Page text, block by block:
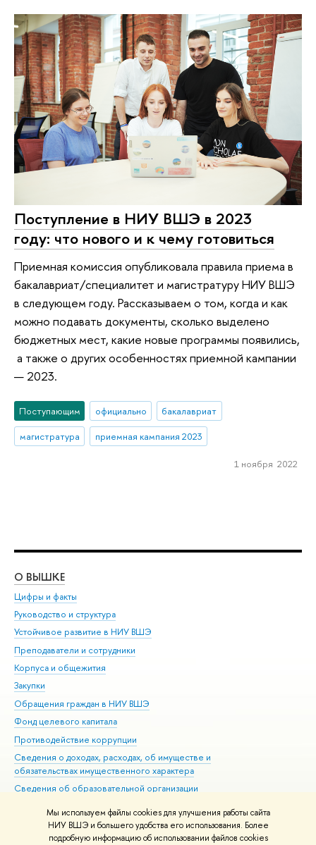
Мы используем файлы cookies для улучшения работы сайта
НИУ ВШЭ и большего удобства его использования. Более
подробную информацию об использовании файлов cookies
Поступление в НИУ ВШЭ в 2023
году: что нового и к чему готовиться
Приемная комиссия опубликовала правила приема в
бакалавриат/специалитет и магистратуру НИУ ВШЭ
в следующем году. Рассказываем о том, когда и как
можно подавать документы, сколько выделено
бюджетных мест, какие новые программы появились,
а также о других особенностях приемной кампании
— 2023.
Поступающим официально
бакалавриат
магистратура
приемная кампания 2023
1 ноября 2022
О ВЫШКЕ
Цифры и факты
Руководство и структура
Устойчивое развитие в НИУ ВШЭ
Преподаватели и сотрудники
Корпуса и общежития
Закупки
Обращения граждан в НИУ ВШЭ
Фонд целевого капитала
Противодействие коррупции
Сведения о доходах, расходах, об имуществе и
обязательствах имущественного характера
Сведения об образовательной организации
Людям с ограниченными возможностями здоровья
Единая платежная страница
Работа в Вышке